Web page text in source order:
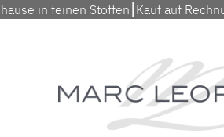
in feinen Stoffen⎮Kauf auf